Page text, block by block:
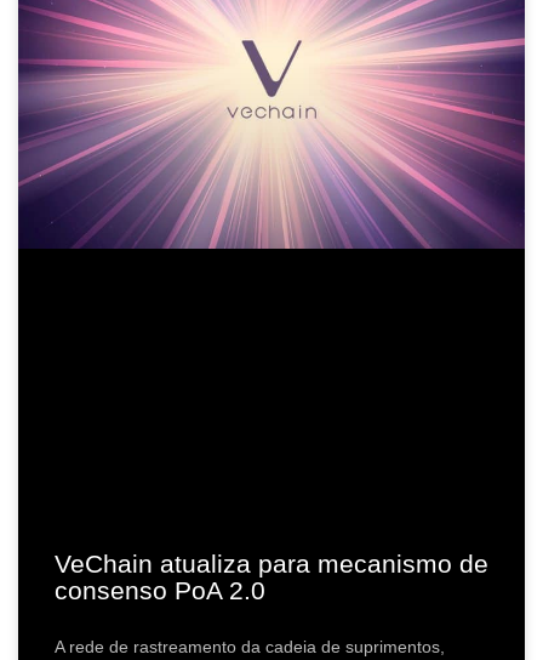
VeChain atualiza para mecanismo de
consenso PoA 2.0
A rede de rastreamento da cadeia de suprimentos,